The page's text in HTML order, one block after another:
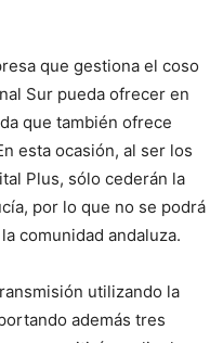
que gestiona el coso
Sur pueda ofrecer en
que también ofrece
esta ocasión, al ser los
Plus, sólo cederán la
por lo que no se podrá
comunidad andaluza.
utilizando la
además tres